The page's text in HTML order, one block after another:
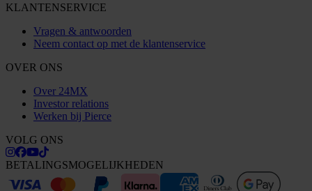
KLANTENSERVICE
Vragen & antwoorden
Neem contact op met de klantenservice
OVER ONS
Over 24MX
Investor relations
Werken bij Pierce
VOLG ONS
BETALINGSMOGELIJKHEDEN